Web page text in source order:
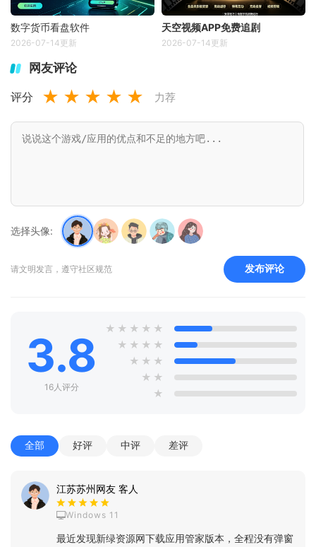
数字货币看盘软件
2026-07-14更新
天空视频APP免费追剧
2026-07-14更新
网友评论
评分 ★ ★ ★ ★ ★ 力荐
选择头像:
请文明发言，遵守社区规范 发布评论
3.8
16人评分
★ ★ ★ ★ ★
★ ★ ★ ★
★ ★ ★
★ ★
★
全部 好评 中评 差评
江苏苏州网友 客人
Windows 11
最近发现新绿资源网下载应用管家版本，全程没有弹窗